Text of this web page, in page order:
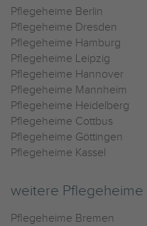
Pflegeheime Berlin
Pflegeheime Dresden
Pflegeheime Hamburg
Pflegeheime Leipzig
Pflegeheime Hannover
Pflegeheime Mannheim
Pflegeheime Heidelberg
Pflegeheime Cottbus
Pflegeheime Göttingen
Pflegeheime Kassel
weitere Pflegeheime
Pflegeheime Bremen